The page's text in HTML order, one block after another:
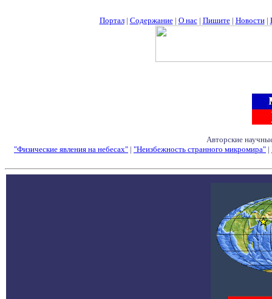
Портал| Содержание| О нас| Пишите| Новости|
Авторские
"Физические явления на небесах" | "Неизбежность странного микромира" |